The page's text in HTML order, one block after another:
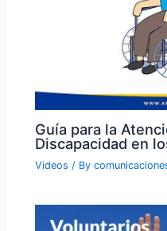
Guía para la
Discapacidad en
Videos / By